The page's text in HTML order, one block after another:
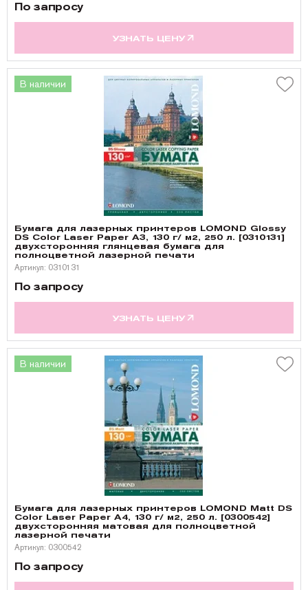
По запросу
УЗНАТЬ ЦЕНУ
В наличии
Бумага для лазерных принтеров LOMOND Glossy
DS Color Laser Paper A3, 130 г/ м2, 250 л. [0310131]
двухсторонняя глянцевая бумага для
полноцветной лазерной печати
Артикул: 0310131
По запросу
УЗНАТЬ ЦЕНУ
В наличии
Бумага для лазерных принтеров LOMOND Matt DS
Color Laser Paper А4, 130 г/ м2, 250 л. [0300542]
двухсторонняя матовая для полноцветной
лазерной печати
Артикул: 0300542
По запросу